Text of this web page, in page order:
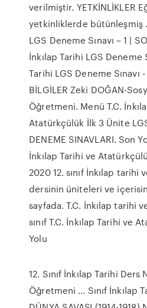
verilmiştir. YETKİNLİKLER
yetkinliklerde bütünleşmiş
LGS Deneme Sınavı – 1 |
İnkılap Tarihi LGS Deneme
Tarihi LGS Deneme Sınavı -
BİLGİLER Zeki DOĞAN-
Öğretmeni. Menü T.C.
Atatürkçülük İlk 3 Ünite
DENEME SINAVLARI. Son
İnkılap Tarihi ve
2020 12. sınıf İnkılap
dersinin üniteleri ve
sayfada. T.C. İnkılap tarihi
sınıf T.C. İnkılap Tarihi ve
Yolu
12. Sınıf İnkılap Tarihi Ders
Öğretmeni ... Sınıf İnkılap